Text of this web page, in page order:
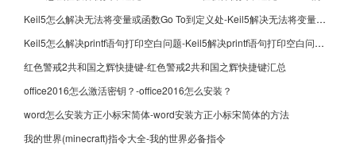
Keil5怎么解决无法将变量或函数Go To到定义处-Keil5解决无法将变量或函数Go To到定义处的方法
Keil5怎么解决printf语句打印空白问题-Keil5解决printf语句打印空白问题的方法
红色警戒2共和国之辉快捷键-红色警戒2共和国之辉快捷键汇总
office2016怎么激活密钥？-office2016怎么安装？
word怎么安装方正小标宋简体-word安装方正小标宋简体的方法
我的世界(minecraft)指令大全-我的世界必备指令